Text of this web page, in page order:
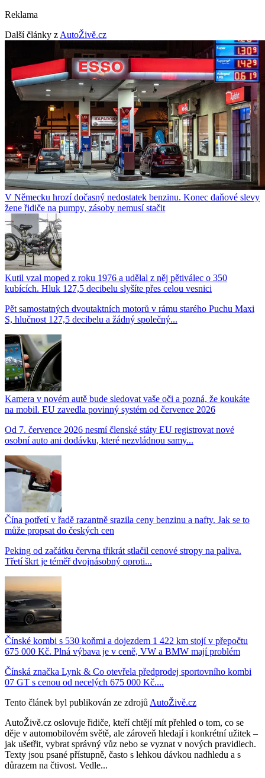
Reklama
Další články z AutoŽivě.cz
V Německu hrozí dočasný nedostatek benzinu. Konec daňové slevy
žene řidiče na pumpy, zásoby nemusí stačit
Kutil vzal moped z roku 1976 a udělal z něj pětiválec o 350
kubících. Hluk 127,5 decibelu slyšíte přes celou vesnici
Pět samostatných dvoutaktních motorů v rámu starého Puchu Maxi
S, hlučnost 127,5 decibelu a žádný společný...
Kamera v novém autě bude sledovat vaše oči a pozná, že koukáte
na mobil. EU zavedla povinný systém od července 2026
Od 7. července 2026 nesmí členské státy EU registrovat nové
osobní auto ani dodávku, které nezvládnou samy...
Čína potřetí v řadě razantně srazila ceny benzinu a nafty. Jak se to
může propsat do českých cen
Peking od začátku června třikrát stlačil cenové stropy na paliva.
Třetí škrt je téměř dvojnásobný oproti...
Čínské kombi s 530 koňmi a dojezdem 1 422 km stojí v přepočtu
675 000 Kč. Plná výbava je v ceně, VW a BMW mají problém
Čínská značka Lynk & Co otevřela předprodej sportovního kombi
07 GT s cenou od necelých 675 000 Kč....
Tento článek byl publikován ze zdrojů AutoŽivě.cz
AutoŽivě.cz oslovuje řidiče, kteří chtějí mít přehled o tom, co se
děje v automobilovém světě, ale zároveň hledají i konkrétní užitek –
jak ušetřit, vybrat správný vůz nebo se vyznat v nových pravidlech.
Texty jsou psané přístupně, často s lehkou dávkou nadhledu a s
důrazem na čtivost. Vedle...